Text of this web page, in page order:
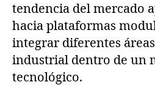
tendencia del mercado
hacia plataformas
integrar diferentes
industrial dentro de un
tecnológico.